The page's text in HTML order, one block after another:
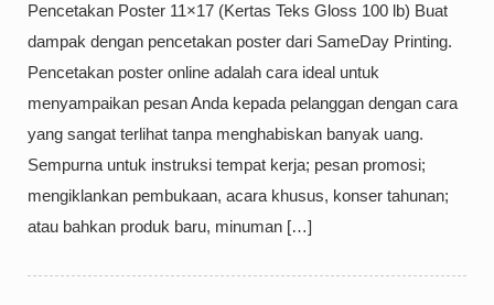
Pencetakan Poster 11×17 (Kertas Teks Gloss 100 lb) Buat
dampak dengan pencetakan poster dari SameDay Printing.
Pencetakan poster online adalah cara ideal untuk
menyampaikan pesan Anda kepada pelanggan dengan cara
yang sangat terlihat tanpa menghabiskan banyak uang.
Sempurna untuk instruksi tempat kerja; pesan promosi;
mengiklankan pembukaan, acara khusus, konser tahunan;
atau bahkan produk baru, minuman […]